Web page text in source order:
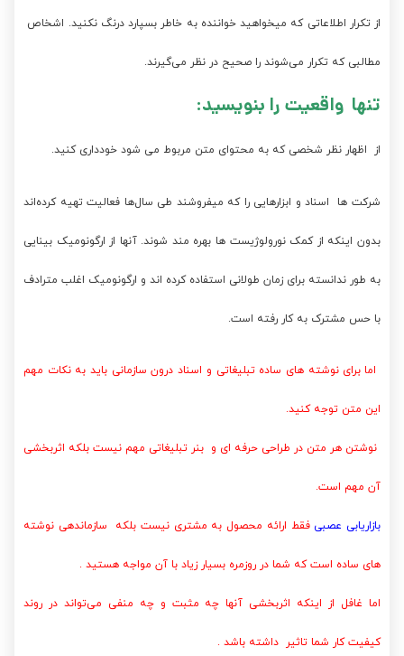
از تکرار اطلاعاتی که میخواهید خواننده به خاطر بسپارد درنگ نکنید. اشخاص
مطالبی که تکرار می‌شوند را صحیح در نظر می‌گیرند.
تنها واقعیت را بنویسید:
از اظهار نظر شخصی که به محتوای متن مربوط می شود خودداری کنید.
شرکت ها اسناد و ابزارهایی را که میفروشند طی سال‌ها فعالیت تهیه کرده‌اند
بدون اینکه از کمک نورولوژیست ها بهره مند شوند. آنها از ارگونومیک بینایی
به طور ندانسته برای زمان طولانی استفاده کرده اند و ارگونومیک اغلب مترادف
با حس مشترک به کار رفته است.
اما برای نوشته های ساده تبلیغاتی و اسناد درون سازمانی باید به نکات مهم
این متن توجه کنید.
نوشتن هر متن در طراحی حرفه ای و بنر تبلیغاتی مهم نیست بلکه اثربخشی
آن مهم است.
بازاریابی عصبی فقط ارائه محصول به مشتری نیست بلکه سازماندهی نوشته
های ساده است که شما در روزمره بسیار زیاد با آن مواجه هستید .
اما غافل از اینکه اثربخشی آنها چه مثبت و چه منفی می‌تواند در روند
کیفیت کار شما تاثیر داشته باشد .